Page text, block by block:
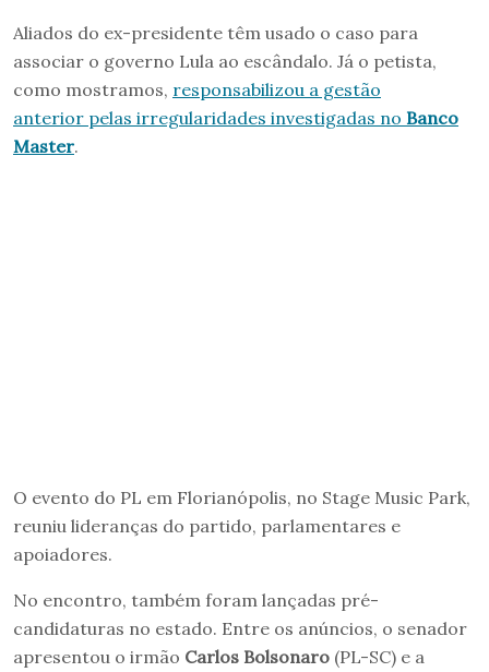
Aliados do ex-presidente têm usado o caso para
associar o governo Lula ao escândalo. Já o petista,
como mostramos, responsabilizou a gestão
anterior pelas irregularidades investigadas no Banco
Master.
O evento do PL em Florianópolis, no Stage Music Park,
reuniu lideranças do partido, parlamentares e
apoiadores.
No encontro, também foram lançadas pré-
candidaturas no estado. Entre os anúncios, o senador
apresentou o irmão Carlos Bolsonaro (PL-SC) e a